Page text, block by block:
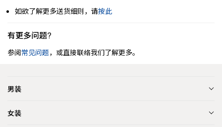
如欲了解更多送货细则，请按此
有更多问题?
参阅常见问题，或直接联络我们了解更多。
男装
女装